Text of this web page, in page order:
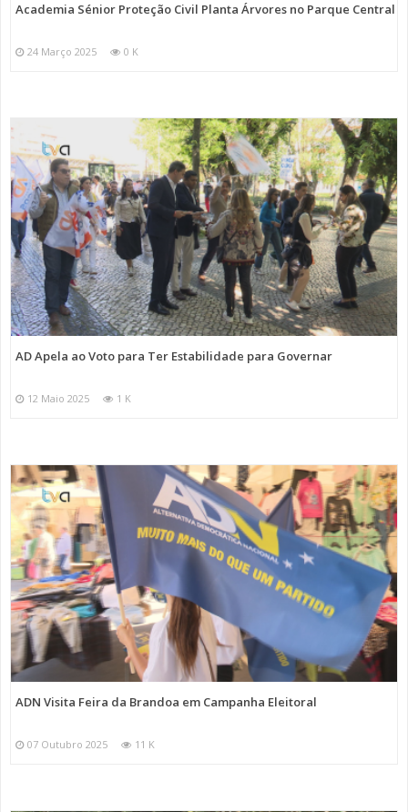
Academia Sénior Proteção Civil Planta Árvores no Parque Central
24 Março 2025 0 K
AD Apela ao Voto para Ter Estabilidade para Governar
12 Maio 2025 1 K
ADN Visita Feira da Brandoa em Campanha Eleitoral
07 Outubro 2025 11 K